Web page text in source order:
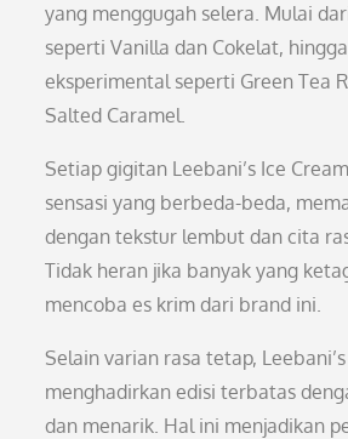
yang menggugah selera. Mulai
seperti Vanilla dan Cokelat,
eksperimental seperti Green Tea
Salted Caramel.
Setiap gigitan Leebani’s Ice
sensasi yang berbeda-beda,
dengan tekstur lembut dan cita
Tidak heran jika banyak yang
mencoba es krim dari brand ini.
Selain varian rasa tetap,
menghadirkan edisi terbatas
dan menarik. Hal ini menjadikan